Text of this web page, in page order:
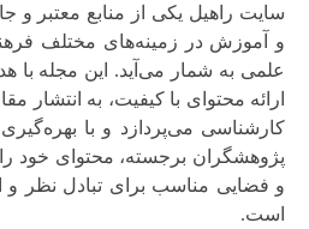
سایت راهیل یکی از منابع معتبر و
و آموزش در زمینه‌های مختلف
علمی به شمار می‌آید. این مجله با
ارائه محتوای با کیفیت، به انتشار
کارشناسی می‌پردازد و با
پژوهشگران برجسته، محتوای خود
و فضایی مناسب برای تبادل نظر و
است.